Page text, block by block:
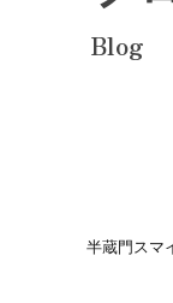
Blog
半蔵門スマ